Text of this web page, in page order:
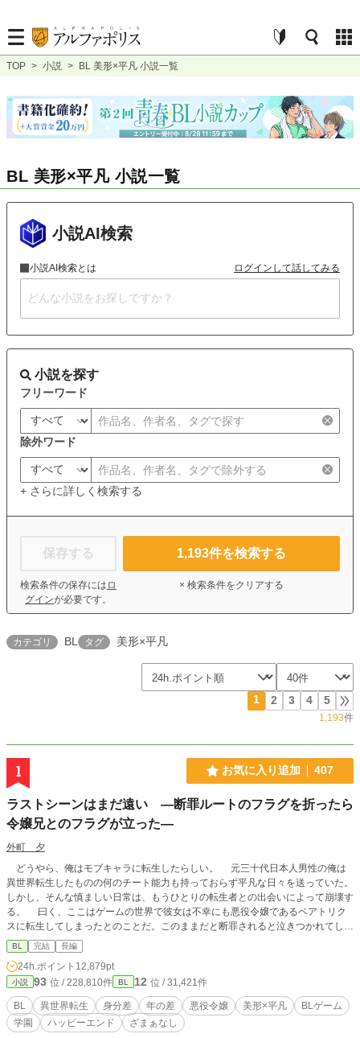
TOP > 小説 > BL 美形×平凡 小説一覧
BL 美形×平凡 小説一覧
小説AI検索
小説AI検索とは ログインして話してみる
小説を探す
フリーワード
除外ワード
+ さらに詳しく検索する
保存する
検索条件の保存には ロ
グインが必要です。
1,193件を検索する
× 検索条件をクリアする
カテゴリ BL タグ 美形×平凡
1 2 3 4 5
1,193件
1 お気に入り追加 407
ラストシーンはまだ遠い ―断罪ルートのフラグを折ったら
令嬢兄とのフラグが立った―
外町 夕
どうやら、俺はモブキャラに転生したらしい。 元三十代日本人男性の俺は
異世界転生したものの何のチート能力も持っておらず平凡な日々を送っていた。
しかし、そんな慎ましい日常は、もうひとりの転生者との出会いによって崩壊す
る。 曰く、ここはゲームの世界で彼女は不幸にも悪役令嬢であるベアトリク
スに転生してしまったとのことだ。このままだと断罪されると泣きつかれてしま
い、手助けすることになった俺は断罪ルートのフラグを折るための作戦を考え
る。作戦遂行のために悪役令嬢の兄アルベルトに協力を仰いだが、説得のために
俺が口にした言葉は本来だったら主人公が言うはずのものだった。 「もしかし
て、今ので兄上のルートに入っちゃったんじゃ……」 そんなベアトリクスの
推測を否定したかったが、アルベルトは着々と距離を詰めてくる。セーブのでき
ないこの世界で彼のアプローチをかわしながら、バッドエンドは回避できるの
か？運命の日までは一年を切っている。 ※小説家になろう・カクヨムへも掲
BL 完結 長編
24h.ポイント 12,879pt
小説 93 位 / 228,810件 BL 12 位 / 31,421件
BL 異世界転生 身分差 年の差 悪役令嬢 美形×平凡
BLゲーム
学園
ハッピーエンド ざまぁなし